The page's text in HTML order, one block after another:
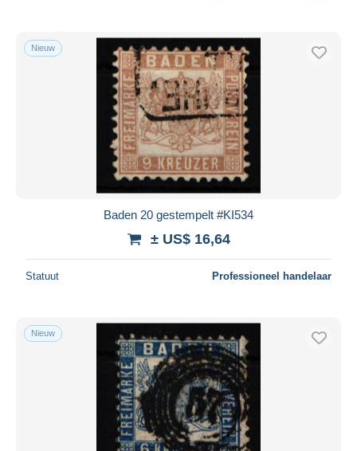
Nieuw
Baden 20 gestempelt #KI534
± US$ 16,64
Statuut Professioneel handelaar
Nieuw